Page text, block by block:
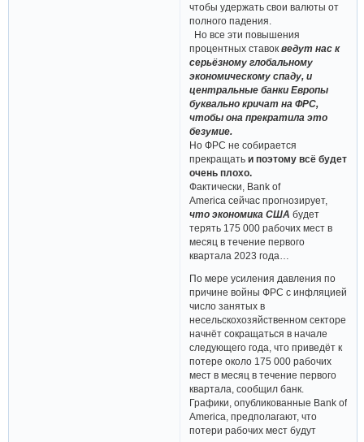
чтобы удержать свои валюты от
полного падения.
Но все эти повышения
процентных ставок ведут нас к
серьёзному глобальному
экономическому спаду, и
центральные банки Европы
буквально кричат на ФРС,
чтобы она прекратила это
безумие.
Но ФРС не собирается
прекращать и поэтому всё будет
очень плохо.
Фактически, Bank of
America сейчас прогнозирует,
что экономика СШАбудет
терять 175 000 рабочих мест в
месяц в течение первого
квартала 2023 года…
По мере усиления давления по
причине войны ФРС с инфляцией
число занятых в
несельскохозяйственном секторе
начнёт сокращаться в начале
следующего года, что приведёт к
потере около 175 000 рабочих
мест в месяц в течение первого
квартала, сообщил банк.
Графики, опубликованные Bank of
America, предполагают, что
потери рабочих мест будут